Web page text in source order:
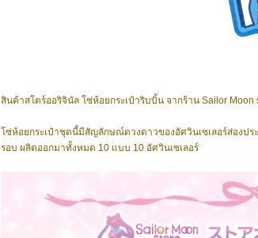
สินค้าสโตร์ออริจินัล โซ่ห้อยกระเป๋าริบบิ้น จากร้าน Sailor
โซ่ห้อยกระเป๋าชุดนี้มีสัญลักษณ์ดวงดาวของอัศวินเซเลอร์ส่องป
รอบ ผลิตออกมาทั้งหมด 10 แบบ 10 อัศวินเซเลอร์